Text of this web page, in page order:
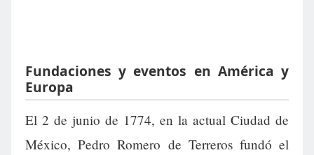
Fundaciones y eventos en América y
Europa
El 2 de junio de 1774, en la actual Ciudad de
México, Pedro Romero de Terreros fundó el